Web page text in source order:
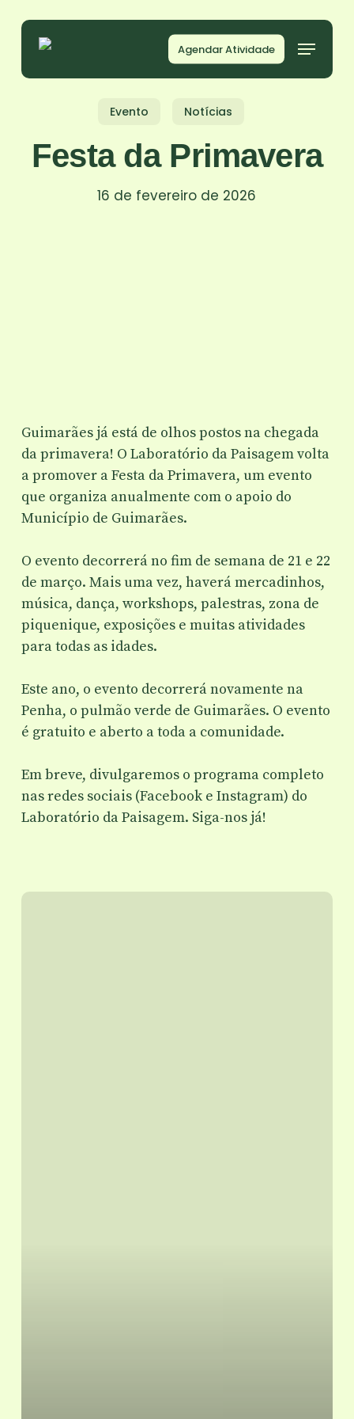
content
Agendar Atividade
Evento Notícias
Festa da Primavera
16 de fevereiro de 2026
Guimarães já está de olhos postos na chegada
da primavera! O Laboratório da Paisagem volta
a promover a Festa da Primavera, um evento
que organiza anualmente com o apoio do
Município de Guimarães.
O evento decorrerá no fim de semana de 21 e 22
de março. Mais uma vez, haverá mercadinhos,
música, dança, workshops, palestras, zona de
piquenique, exposições e muitas atividades
para todas as idades.
Este ano, o evento decorrerá novamente na
Penha, o pulmão verde de Guimarães. O evento
é gratuito e aberto a toda a comunidade.
Em breve, divulgaremos o programa completo
nas redes sociais (Facebook e Instagram) do
Laboratório da Paisagem. Siga-nos já!